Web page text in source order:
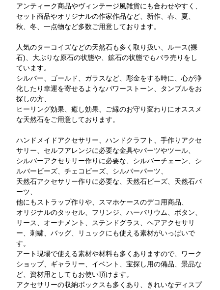
アンティーク商品やヴィンテージ風雑貨にも合わせやすく、
セット商品やオリジナルの作家作品など、新作、春、夏、
秋、冬、一点物など多数ご用意しております。
人気のターコイズなどの天然石も多く取り扱い、ルース(裸
石)、大ぶりな原石の状態や、鉱石の状態でもバラ売りをし
ています。
シルバー、ゴールド、ガラスなど、彫金をする時に、心が浄
化したり幸運を寄せるようなパワーストーン、タンブルをお
探しの方、
ヒーリング効果、癒し効果、ご縁のお守り変わりにオススメ
な天然石をご用意しております。
ハンドメイドアクセサリー、ハンドクラフト、手作りアクセ
サリー、セルフアレンジに必要な金具やパーツやツール、
シルバーアクセサリー作りに必要な、シルバーチェーン、シ
ルバービーズ、チェコビーズ、シルバーパーツ、
天然石アクセサリー作りに必要な、天然石ビーズ、天然石パ
ーツ、
他にもストラップ作りや、スマホケースのデコ用商品、
オリジナルのタッセル、フリンジ、ハーバリウム、ボタン、
リース、オーナメント、ステンドグラス、ヘアアクセサリ
ー、刺繍、バッグ、リュックにも使える素材がいっぱいで
す。
アート現場で使える素材や材料も多くありますので、ワーク
ショップ、ギャラリー、イベント、宝探し用の備品、景品な
ど、資材用としてもお使い頂けます。
アクセサリーの収納ボックスも多くあり、きれいなディスプ